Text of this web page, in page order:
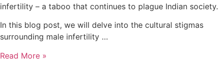
infertility – a taboo that continues to plague Indian society.
In this blog post, we will delve into the cultural stigmas
surrounding male infertility …
Read More »